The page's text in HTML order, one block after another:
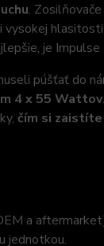
.
vysokej
je Impulse
púšťať do
4 x 55 Wattov
čím si zaistíte
a
jednotkou.